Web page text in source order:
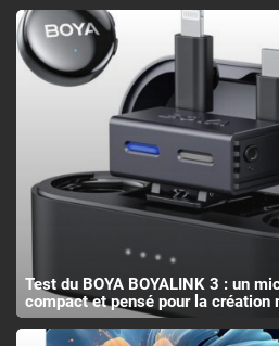
Test du BOYA BOYALINK 3 : un
compact et pensé pour la création